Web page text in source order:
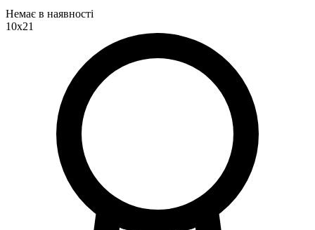
Немає в наявності
10x21